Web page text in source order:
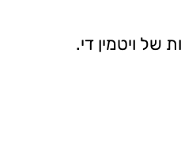
של ויטמין די.